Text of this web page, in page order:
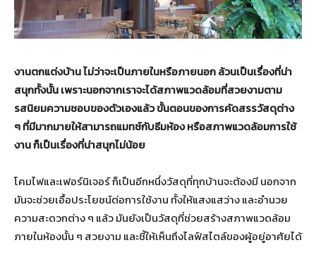
งานตกแต่งบ้าน ไม่ว่าจะเป็นภายในหรือภายนอก ล้วนเป็นเรื่องที่น่า
สนุกทั้งนั้น เพราะนอกจากเราจะได้สภาพแวดล้อมที่สวยงามตาม
รสนิยมความชอบของตัวเองแล้ว ขั้นตอนของการคัดสรรวัสดุต่าง
ๆ ที่มีมากมายให้สามารถแมทช์กับธีมห้อง หรือสภาพแวดล้อมการใช้
งาน ก็เป็นเรื่องที่น่าสนุกไม่น้อย
โคมไฟและเฟอร์นิเจอร์ ก็เป็นอีกหนึ่งวัสดุที่ทุกบ้านจะต้องมี นอกจาก
มันจะช่วยเอื้อประโยชน์ต่อการใช้งาน ทั้งให้แสงแสว่าง และอำนวย
ความสะดวกต่าง ๆ แล้ว มันยังเป็นวัสดุที่ช่วยสร้างสภาพแวดล้อม
ภายในห้องนั้น ๆ สวยงาม และชี้ให้เห็นถึงไลฟ์สไตล์ของผู้อยู่อาศัยได้